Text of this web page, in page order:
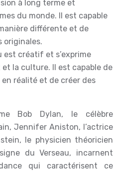
à long terme et
du monde. Il est capable
différente et de
originales.
est créatif et s’exprime
et la culture. Il est capable de
réalité et de créer des
Bob Dylan, le célèbre
Jennifer Aniston, l’actrice
le physicien théoricien
du Verseau, incarnent
qui caractérisent ce